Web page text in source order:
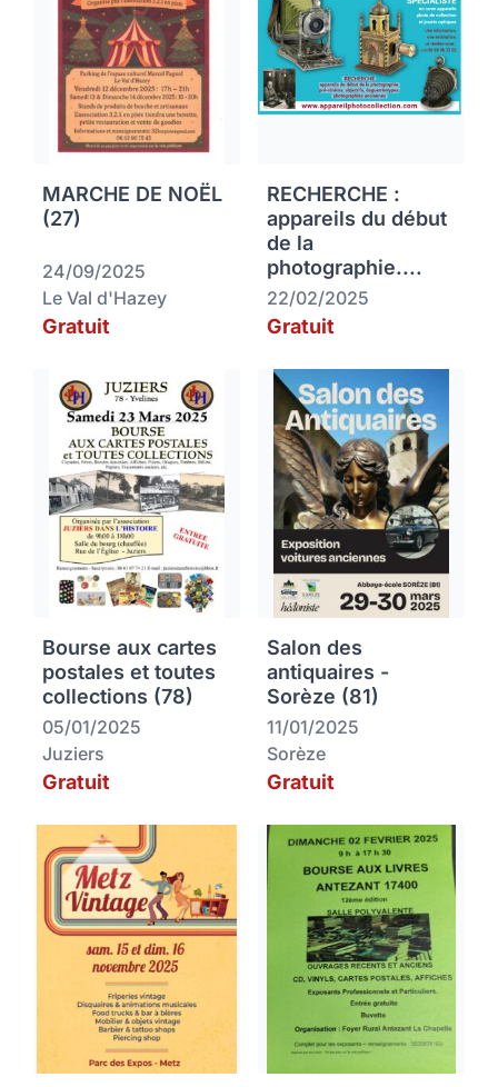
MARCHE DE NOËL
(27)
24/09/2025
Le Val d'Hazey
Gratuit
RECHERCHE :
appareils du début
de la
photographie....
22/02/2025
Gratuit
Bourse aux cartes
postales et toutes
collections (78)
05/01/2025
Juziers
Gratuit
Salon des
antiquaires -
Sorèze (81)
11/01/2025
Sorèze
Gratuit